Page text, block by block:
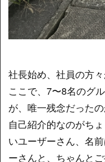
社長始め、社員の方
ここで、7〜8名のグ
が、唯一残念だったの
自己紹介的なのがち
いユーザーさん、名
ーさんと、ちゃんと